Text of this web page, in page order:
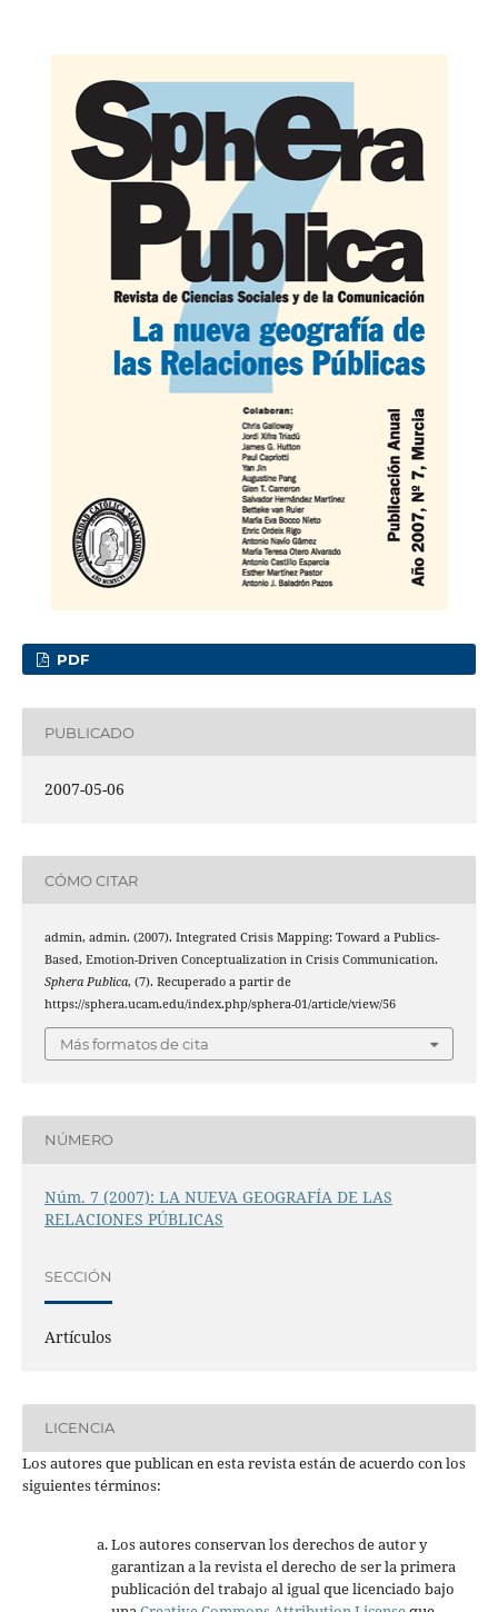
PDF
PUBLICADO
2007-05-06
CÓMO CITAR
admin, admin. (2007). Integrated Crisis Mapping: Toward a Publics-
Based, Emotion-Driven Conceptualization in Crisis Communication.
Sphera Publica, (7). Recuperado a partir de
https://sphera.ucam.edu/index.php/sphera-01/article/view/56
Más formatos de cita
NÚMERO
Núm. 7 (2007): LA NUEVA GEOGRAFÍA DE LAS
RELACIONES PÚBLICAS
SECCIÓN
Artículos
LICENCIA
Los autores que publican en esta revista están de acuerdo con los
siguientes términos:
Los autores conservan los derechos de autor y
garantizan a la revista el derecho de ser la primera
publicación del trabajo al igual que licenciado bajo